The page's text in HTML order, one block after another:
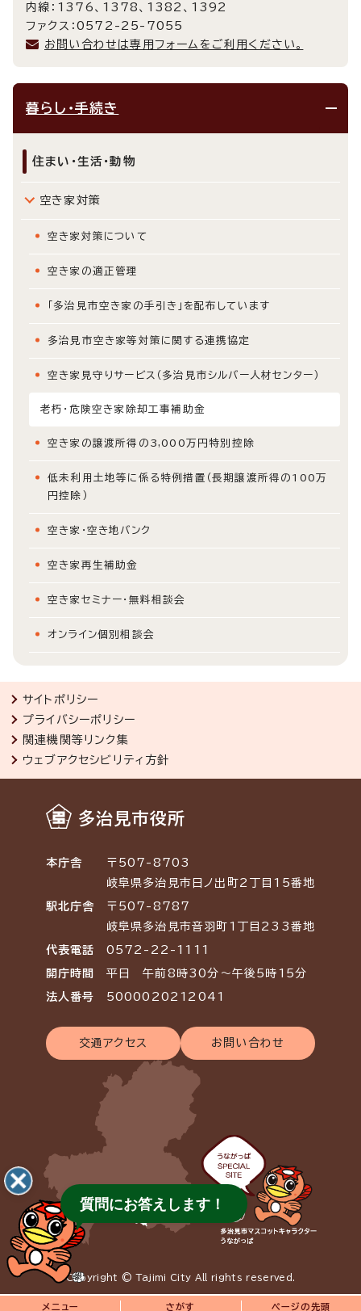
内線：1376、1378、1382、1392
ファクス：0572-25-7055
お問い合わせは専用フォームをご利用ください。
暮らし・手続き
住まい・生活・動物
空き家対策
空き家対策について
空き家の適正管理
「多治見市空き家の手引き」を配布しています
多治見市空き家等対策に関する連携協定
空き家見守りサービス（多治見市シルバー人材センター）
老朽・危険空き家除却工事補助金
空き家の譲渡所得の3,000万円特別控除
低未利用土地等に係る特例措置（長期譲渡所得の100万
円控除）
空き家・空き地バンク
空き家再生補助金
空き家セミナー・無料相談会
オンライン個別相談会
メニュー さがす ページの先頭
サイトポリシー
プライバシーポリシー
関連機関等リンク集
ウェブアクセシビリティ方針
多治見市役所
本庁舎
〒507-8703
岐阜県多治見市日ノ出町2丁目15番地
駅北庁舎
〒507-8787
岐阜県多治見市音羽町1丁目233番地
代表電話 0572-22-1111
開庁時間 平日 午前8時30分～午後5時15分
法人番号 5000020212041
交通アクセス お問い合わせ
Copyright © Tajimi City All rights reserved.
質問にお答えします！